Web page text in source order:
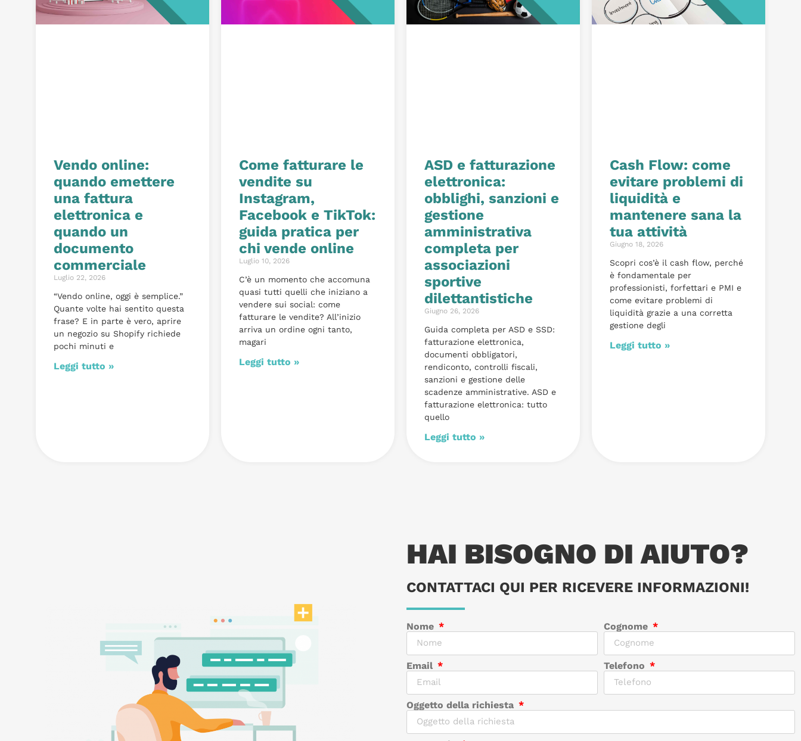
Vendo online:
quando emettere
una fattura
elettronica e
quando un
documento
commerciale
Luglio 22, 2026
“Vendo online, oggi è semplice.”
Quante volte hai sentito questa
frase? E in parte è vero, aprire
un negozio su Shopify richiede
pochi minuti e
Leggi tutto »
Come fatturare le
vendite su
Instagram,
Facebook e TikTok:
guida pratica per
chi vende online
Luglio 10, 2026
C’è un momento che accomuna
quasi tutti quelli che iniziano a
vendere sui social: come
fatturare le vendite? All’inizio
arriva un ordine ogni tanto,
magari
Leggi tutto »
ASD e fatturazione
elettronica:
obblighi, sanzioni e
gestione
amministrativa
completa per
associazioni
sportive
dilettantistiche
Giugno 26, 2026
Guida completa per ASD e SSD:
fatturazione elettronica,
documenti obbligatori,
rendiconto, controlli fiscali,
sanzioni e gestione delle
scadenze amministrative. ASD e
fatturazione elettronica: tutto
quello
Leggi tutto »
Cash Flow: come
evitare problemi di
liquidità e
mantenere sana la
tua attività
Giugno 18, 2026
Scopri cos’è il cash flow, perché
è fondamentale per
professionisti, forfettari e PMI e
come evitare problemi di
liquidità grazie a una corretta
gestione degli
Leggi tutto »
HAI BISOGNO DI AIUTO?
CONTATTACI QUI PER RICEVERE INFORMAZIONI!
Nome Cognome
Email Telefono
Oggetto della richiesta